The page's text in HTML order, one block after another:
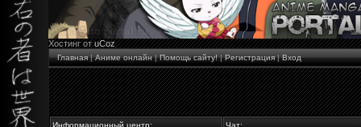
Хостинг отuCoz
Главная|Аниме онлайн|Помощь сайту!|Регистрация|Вход
Информационный центр: Чат: